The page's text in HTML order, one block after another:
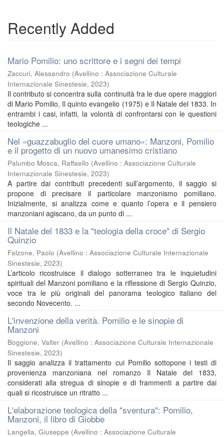
Recently Added
Mario Pomilio: uno scrittore e i segni dei tempi
Zaccuri, Alessandro (Avellino : Associazione Culturale
Internazionale Sinestesie, 2023)
Il contributo si concentra sulla continuità fra le due opere maggiori
di Mario Pomilio, Il quinto evangelio (1975) e Il Natale del 1833. In
entrambi i casi, infatti, la volontà di confrontarsi con le questioni
teologiche ...
Nel «guazzabuglio del cuore umano»: Manzoni, Pomilio
e il progetto di un nuovo umanesimo cristiano
Palumbo Mosca, Raffaello (Avellino : Associazione Culturale
Internazionale Sinestesie, 2023)
A partire dai contributi precedenti sull’argomento, il saggio si
propone di precisare il particolare manzonismo pomiliano.
Inizialmente, si analizza come e quanto l’opera e il pensiero
manzoniani agiscano, da un punto di ...
Il Natale del 1833 e la "teologia della croce" di Sergio
Quinzio
Falzone, Paolo (Avellino : Associazione Culturale Internazionale
Sinestesie, 2023)
L’articolo ricostruisce il dialogo sotterraneo tra le inquietudini
spirituali del Manzoni pomiliano e la riflessione di Sergio Quinzio,
voce tra le più originali del panorama teologico italiano del
secondo Novecento. ...
L'invenzione della verità. Pomilio e le sinopie di
Manzoni
Boggione, Valter (Avellino : Associazione Culturale Internazionale
Sinestesie, 2023)
Il saggio analizza il trattamento cui Pomilio sottopone i testi di
provenienza manzoniana nel romanzo Il Natale del 1833,
considerati alla stregua di sinopie e di frammenti a partire dai
quali si ricostruisce un ritratto ...
L'elaborazione teologica della "sventura": Pomilio,
Manzoni, il libro di Giobbe
Langella, Giuseppe (Avellino : Associazione Culturale